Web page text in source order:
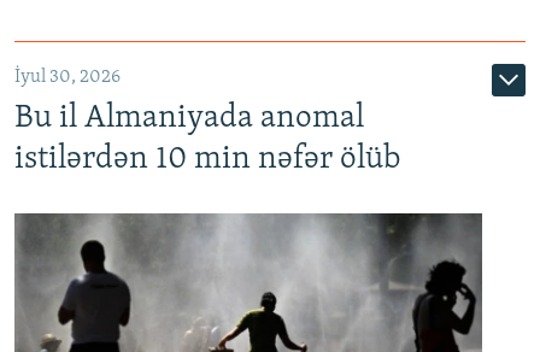
İyul 30, 2026
Bu il Almaniyada anomal
istilərdən 10 min nəfər ölüb